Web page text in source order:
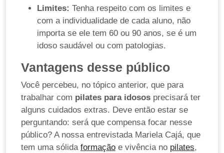
Limites: Tenha respeito com os limites e
com a individualidade de cada aluno, não
importa se ele tem 60 ou 90 anos, se é um
idoso saudável ou com patologias.
Vantagens desse público
Você percebeu, no tópico anterior, que para
trabalhar com pilates para idosos precisará ter
alguns cuidados extras. Deve então estar se
perguntando: será que compensa focar nesse
público? A nossa entrevistada Mariela Cajá, que
tem uma sólida formação e vivência no pilates,